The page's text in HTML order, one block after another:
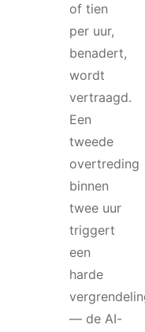
of tien
per uur,
benadert,
wordt
vertraagd.
Een
tweede
overtreding
binnen
twee uur
triggert
een
harde
— de AI-